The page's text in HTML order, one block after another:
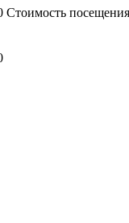
Стоимость